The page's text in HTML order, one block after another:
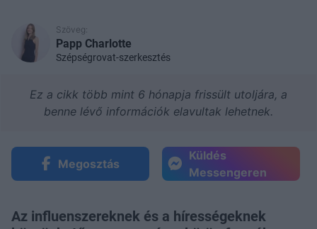
Szöveg:
Papp Charlotte
Szépségrovat-szerkesztés
Ez a cikk több mint 6 hónapja frissült utoljára, a
benne lévő információk elavultak lehetnek.
Megosztás
Küldés
Messengeren
Az influenszereknek és a hírességeknek